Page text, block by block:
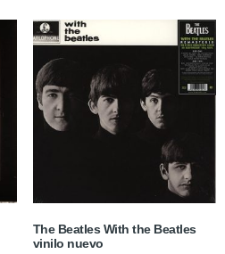
The Beatles With the Beatles
vinilo nuevo